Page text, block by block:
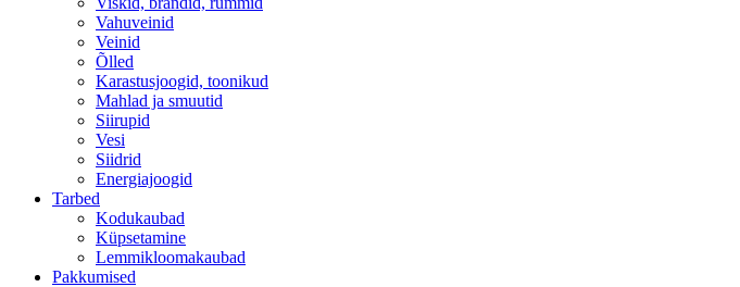
Vahuveinid
Veinid
Õlled
Karastusjoogid, toonikud
Mahlad ja smuutid
Siirupid
Vesi
Siidrid
Energiajoogid
Tarbed
Kodukaubad
Küpsetamine
Lemmikloomakaubad
Pakkumised